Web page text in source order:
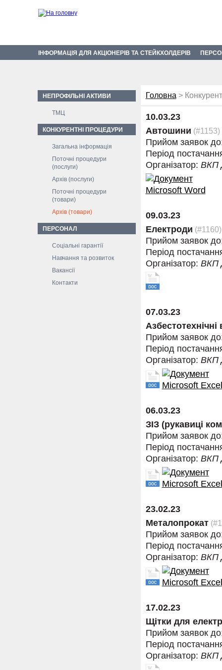
ІНФОРМАЦІЯ ДЛЯ АКЦІОНЕРІВ ТА СТЕЙКХОЛДЕРІВ
НЕПРОФІЛЬНІ АКТИВИ
ТМЦ
КОНКУРЕНТНІ ПРОЦЕДУРИ
Загальна інформація
Поточні процедури
(послуги)
Архів (послуги)
Поточні процедури
(товари)
Архів (товари)
ПЕРСОНАЛ
Соціальні гарантії
Навчання та розвиток
Вакансії
Контакти
Головна >
10.03.23
Автошини (#1153)
Прийом заявок
Період
Організатор: ВКП
09.03.23
Електроди (#1160)
Прийом заявок
Період
Організатор: ВКП
07.03.23
Прийом заявок
Період
Організатор: ВКП
06.03.23
ЗІЗ (рукавиці
Прийом заявок
Період
Організатор: ВКП
23.02.23
Металопрокат
Прийом заявок
Період
Організатор: ВКП
17.02.23
Щітки для
Прийом заявок
Період
Організатор: ВКП